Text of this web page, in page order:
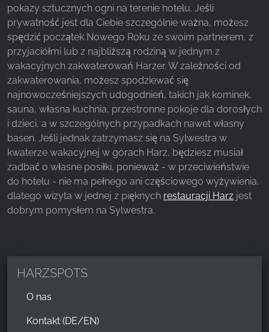
pokazy sztucznych ogni na terenie hotelu. Jeśli
prywatność jest dla Ciebie szczególnie ważna, możesz
spędzić początek Nowego Roku ze swoim partnerem, z
przyjaciółmi lub z najbliższą rodziną w jednym z
wakacyjnych zakwaterowań Harzer. W zależności od
zakwaterowania, możesz spodziewać się
najnowocześniejszych udogodnień, takich jak kominek,
sauna, własna kuchnia, przestronne pokoje dla dorosłych
i dzieci, a w szczególnych przypadkach nawet własny
basen. Jeśli jednak zatrzymasz się na Sylwestra w
kwaterze wakacyjnej w górach Harz, będziesz musiał
zadbać o własne posiłki, ponieważ - w przeciwieństwie
do hotelu - nie ma pełnego ani częściowego wyżywienia,
dlatego wizyta w jednej z pięknych restauracji Harz jest
dobrym pomysłem na Sylwestra.
HARZSPOTS
O nas
Kontakt (DE/EN)